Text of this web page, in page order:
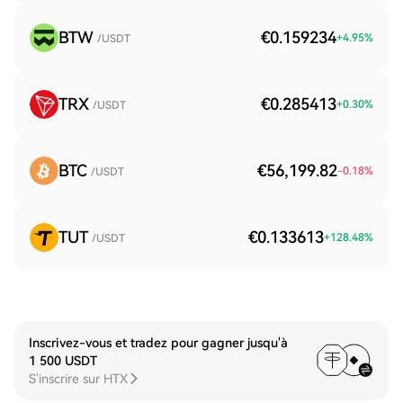
BTW /USDT €0.159234+4.95%
TRX /USDT €0.285413+0.30%
BTC /USDT €56,199.82-0.18%
TUT /USDT €0.133613+128.48%
Inscrivez-vous et tradez pour gagner jusqu'à
1 500 USDT
S'inscrire sur HTX